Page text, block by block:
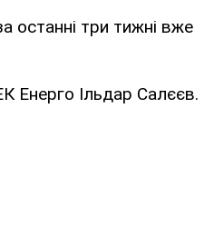
останні три тижні вже
Енерго Ільдар Салєєв.